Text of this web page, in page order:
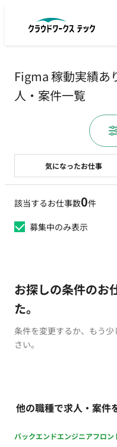
Figma 稼動実績あ
人・案件一覧
該当するお仕事数0件
募集中のみ表示
お探しの条件のお
た。
条件を変更するか、もう
さい。
他の職種で求人・案件
バックエンドエンジニアフロン
気になったお仕事